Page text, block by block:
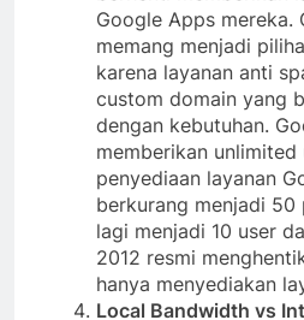
Google Apps mereka.
memang menjadi
karena layanan anti
custom domain yang
dengan kebutuhan.
memberikan
penyediaan layanan
berkurang menjadi 50
lagi menjadi 10 user
2012 resmi
hanya menyediakan
Local Bandwidth vs